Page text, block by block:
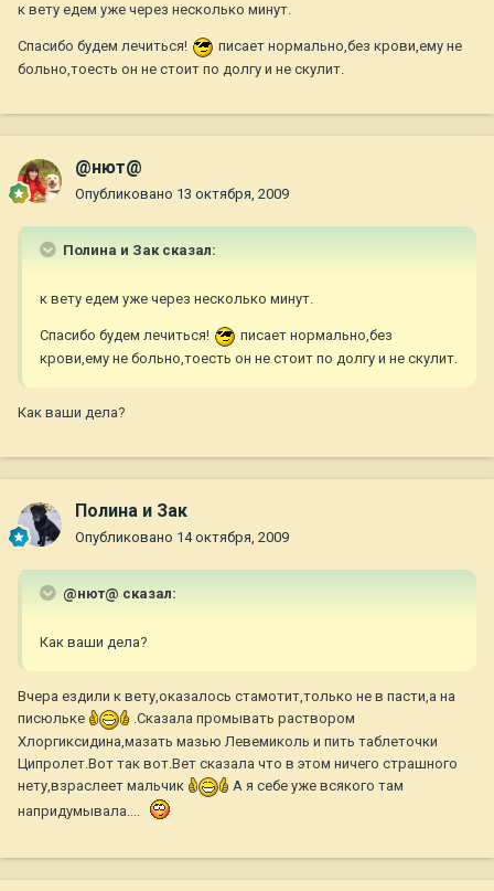
к вету едем уже через несколько минут.
Спасибо будем лечиться!
писает нормально,без крови,ему не
больно,тоесть он не стоит по долгу и не скулит.
@нют@
Опубликовано 13 октября, 2009
Полина и Зак сказал:
к вету едем уже через несколько минут.
Спасибо будем лечиться!
писает нормально,без
крови,ему не больно,тоесть он не стоит по долгу и не скулит.
Как ваши дела?
Полина и Зак
Опубликовано 14 октября, 2009
@нют@ сказал:
Как ваши дела?
Вчера ездили к вету,оказалось стамотит,только не в пасти,а на
писюльке
.Сказала промывать раствором
Хлоргиксидина,мазать мазью Левемиколь и пить таблеточки
Ципролет.Вот так вот.Вет сказала что в этом ничего страшного
нету,взраслеет мальчик
А я себе уже всякого там
напридумывала....